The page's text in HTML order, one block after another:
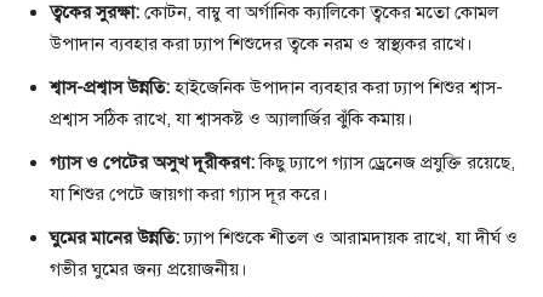
ত্বকের সুরক্ষা: কোটন, বাম্বু বা অর্গানিক ক্যালিকো ত্বকের মতো কোমল
উপাদান ব্যবহার করা ঢ্যাপ শিশুদের ত্বকে নরম ও স্বাস্থ্যকর রাখে।
শ্বাস-প্রশ্বাস উন্নতি:হাইজেনিক উপাদান ব্যবহার করা ঢ্যাপ শিশুর শ্বাস-
প্রশ্বাস সঠিক রাখে, যা শ্বাসকষ্ট ও অ্যালার্জির ঝুঁকি কমায়।
গ্যাস ও পেটের অসুখ দূরীকরণ:কিছু ঢ্যাপে গ্যাস ড্রেনেজ প্রযুক্তি রয়েছে,
যা শিশুর পেটে জায়গা করা গ্যাস দূর করে।
ঘুমের মানের উন্নতি:ঢ্যাপ শিশুকে শীতল ও আরামদায়ক রাখে, যা দীর্ঘ ও
গভীর ঘুমের জন্য প্রয়োজনীয়।